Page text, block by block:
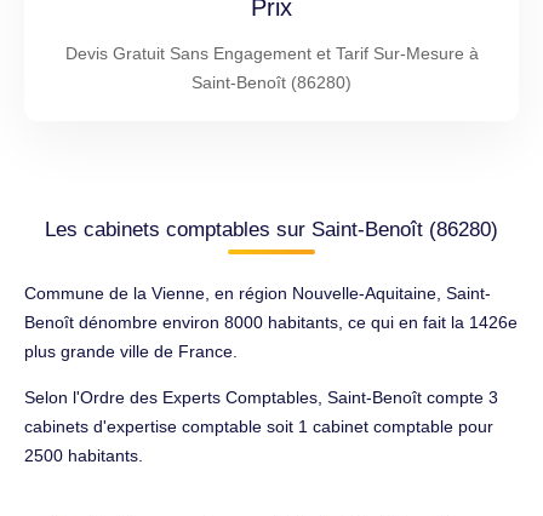
Prix
Devis Gratuit Sans Engagement et Tarif Sur-Mesure à
Saint-Benoît (86280)
Les cabinets comptables sur Saint-Benoît (86280)
Commune de la Vienne, en région Nouvelle-Aquitaine, Saint-
Benoît dénombre environ 8000 habitants, ce qui en fait la 1426e
plus grande ville de France.
Selon l'Ordre des Experts Comptables, Saint-Benoît compte 3
cabinets d'expertise comptable soit 1 cabinet comptable pour
2500 habitants.